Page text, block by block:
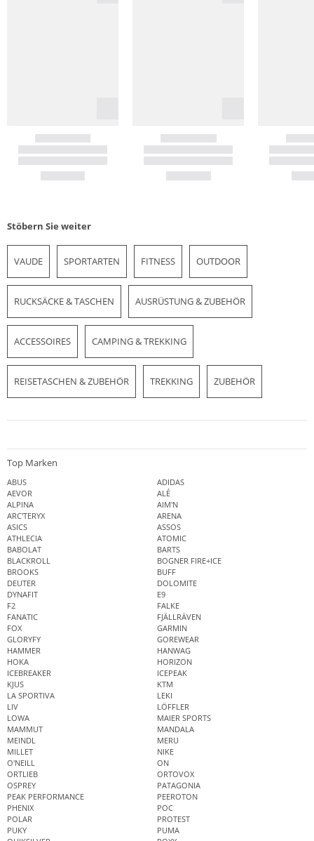
Stöbern Sie weiter
VAUDE SPORTARTEN FITNESS OUTDOOR
RUCKSÄCKE & TASCHEN AUSRÜSTUNG & ZUBEHÖR
ACCESSOIRES CAMPING & TREKKING
REISETASCHEN & ZUBEHÖR TREKKING ZUBEHÖR
Top Marken
ABUS
ADIDAS
AEVOR
ALÉ
ALPINA
AIM'N
ARC'TERYX
ARENA
ASICS
ASSOS
ATHLECIA
ATOMIC
BABOLAT
BARTS
BLACKROLL
BOGNER FIRE+ICE
BROOKS
BUFF
DEUTER
DOLOMITE
DYNAFIT
E9
F2
FALKE
FANATIC
FJÄLLRÄVEN
FOX
GARMIN
GLORYFY
GOREWEAR
HAMMER
HANWAG
HOKA
HORIZON
ICEBREAKER
ICEPEAK
KJUS
KTM
LA SPORTIVA
LEKI
LIV
LÖFFLER
LOWA
MAIER SPORTS
MAMMUT
MANDALA
MEINDL
MERU
MILLET
NIKE
O'NEILL
ON
ORTLIEB
ORTOVOX
OSPREY
PATAGONIA
PEAK PERFORMANCE
PEEROTON
PHENIX
POC
POLAR
PROTEST
PUKY
PUMA